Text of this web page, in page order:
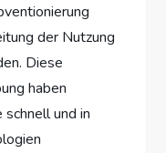
der Nutzung
Diese
haben
und in